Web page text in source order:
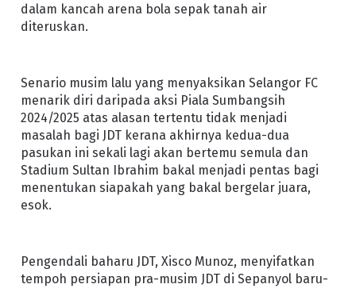
dalam kancah arena bola sepak tanah air
diteruskan.
Senario musim lalu yang menyaksikan Selangor FC
menarik diri daripada aksi Piala Sumbangsih
2024/2025 atas alasan tertentu tidak menjadi
masalah bagi JDT kerana akhirnya kedua-dua
pasukan ini sekali lagi akan bertemu semula dan
Stadium Sultan Ibrahim bakal menjadi pentas bagi
menentukan siapakah yang bakal bergelar juara,
esok.
Pengendali baharu JDT, Xisco Munoz, menyifatkan
tempoh persiapan pra-musim JDT di Sepanyol baru-